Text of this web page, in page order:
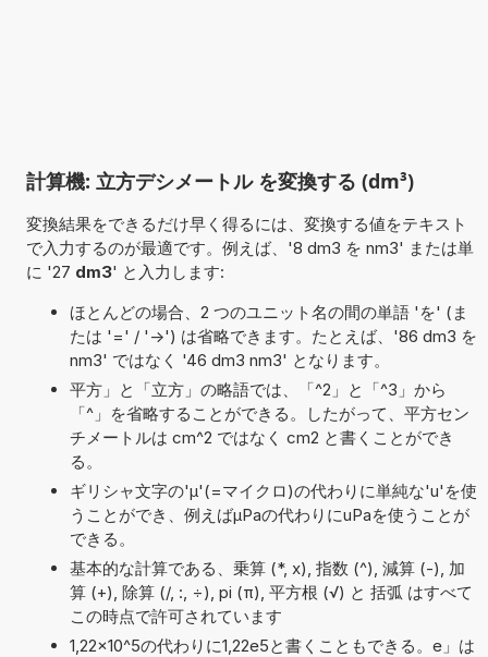
計算機: 立方デシメートル を変換する (dm³)
変換結果をできるだけ早く得るには、変換する値をテキスト
で入力するのが最適です。例えば、'8 dm3 を nm3' または単
に '27 dm3' と入力します:
ほとんどの場合、2 つのユニット名の間の単語 'を' (ま
たは '=' / '->') は省略できます。たとえば、'86 dm3 を
nm3' ではなく '46 dm3 nm3' となります。
平方」と「立方」の略語では、「^2」と「^3」から
「^」を省略することができる。したがって、平方セン
チメートルは cm^2 ではなく cm2 と書くことができ
る。
ギリシャ文字の'μ'(=マイクロ)の代わりに単純な'u'を使
うことができ、例えばµPaの代わりにuPaを使うことが
できる。
基本的な計算である、乗算 (*, x), 指数 (^), 減算 (-), 加
算 (+), 除算 (/, :, ÷), pi (π), 平方根 (√) と 括弧 はすべて
この時点で許可されています
1,22×10^5の代わりに1,22e5と書くこともできる。e」は